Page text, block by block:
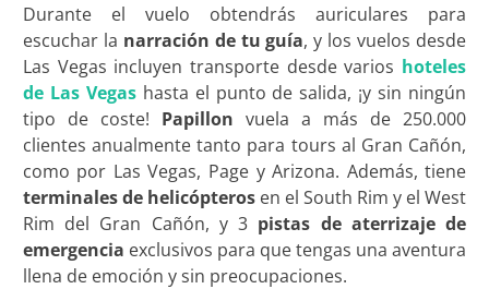
Durante el vuelo obtendrás auriculares para
escuchar la narración de tu guía, y los vuelos desde
Las Vegas incluyen transporte desde varios hoteles
de Las Vegashasta el punto de salida, ¡y sin ningún
tipo de coste! Papillon vuela a más de 250.000
clientes anualmente tanto para tours al Gran Cañón,
como por Las Vegas, Page y Arizona. Además, tiene
terminales de helicópterosen el South Rim y el West
Rim del Gran Cañón, y 3 pistas de aterrizaje de
emergencia exclusivos para que tengas una aventura
llena de emoción y sin preocupaciones.